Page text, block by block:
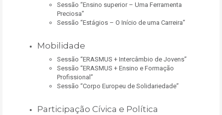
Sessão “Ensino superior – Uma Ferramenta
Preciosa”
Sessão “Estágios – O Início de uma Carreira”
Mobilidade
Sessão “ERASMUS + Intercâmbio de Jovens”
Sessão “ERASMUS + Ensino e Formação
Profissional”
Sessão “Corpo Europeu de Solidariedade”
Participação Cívica e Política